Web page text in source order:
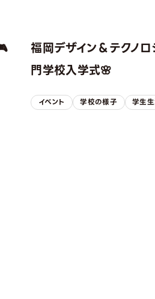
福岡デザイン＆テクノ
門学校入学式🌸
イベント 学校の様子 学生